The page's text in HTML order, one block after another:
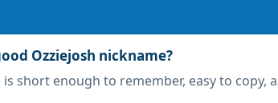
Ozziejosh nickname?
short enough to remember, easy to